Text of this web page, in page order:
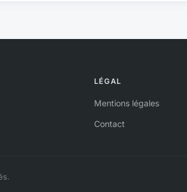
LÉGAL
Mentions légales
Contact